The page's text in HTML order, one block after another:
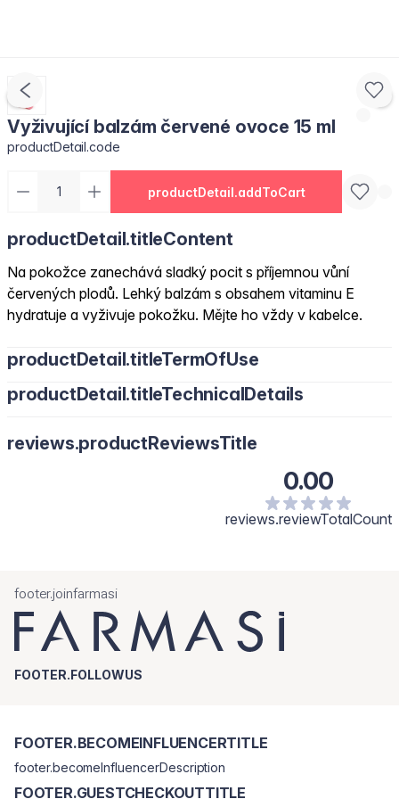
Vyživující balzám červené ovoce 15 ml
productDetail.code
productDetail.addToCart
productDetail.titleContent
Na pokožce zanechává sladký pocit s příjemnou vůní
červených plodů. Lehký balzám s obsahem vitaminu E
hydratuje a vyživuje pokožku. Mějte ho vždy v kabelce.
productDetail.titleTermOfUse
productDetail.titleTechnicalDetails
reviews.productReviewsTitle
0.00
reviews.reviewTotalCount
footer.joinfarmasi
FOOTER.FOLLOWUS
FOOTER.BECOMEINFLUENCERTITLE
footer.becomeInfluencerDescription
FOOTER.GUESTCHECKOUTTITLE